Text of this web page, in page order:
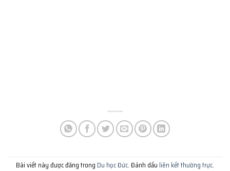
Bài viết này được đăng trong Du học Đức. Đánh dấu liên kết thường trực.